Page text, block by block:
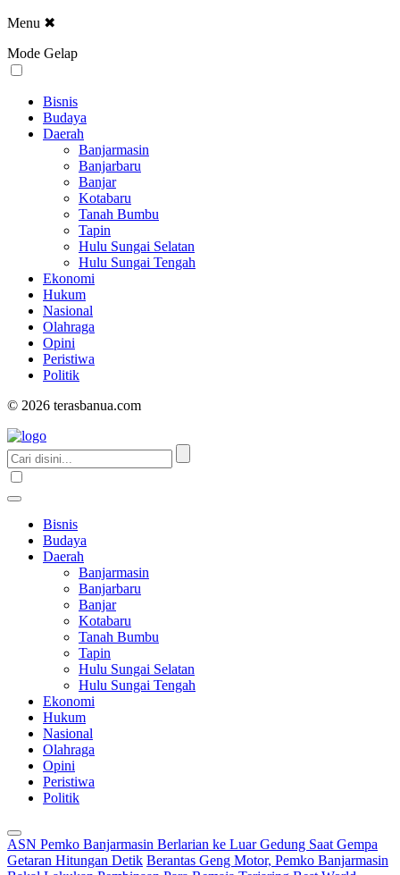
Menu ✖
Mode Gelap
Bisnis
Budaya
Daerah
Banjarmasin
Banjarbaru
Banjar
Kotabaru
Tanah Bumbu
Tapin
Hulu Sungai Selatan
Hulu Sungai Tengah
Ekonomi
Hukum
Nasional
Olahraga
Opini
Peristiwa
Politik
© 2026 terasbanua.com
Bisnis
Budaya
Daerah
Banjarmasin
Banjarbaru
Banjar
Kotabaru
Tanah Bumbu
Tapin
Hulu Sungai Selatan
Hulu Sungai Tengah
Ekonomi
Hukum
Nasional
Olahraga
Opini
Peristiwa
Politik
ASN Pemko Banjarmasin Berlarian ke Luar Gedung Saat Gempa
Getaran Hitungan Detik Berantas Geng Motor, Pemko Banjarmasin